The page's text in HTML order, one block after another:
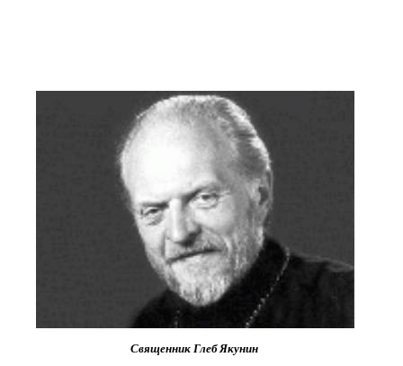
Священник Глеб Якунин